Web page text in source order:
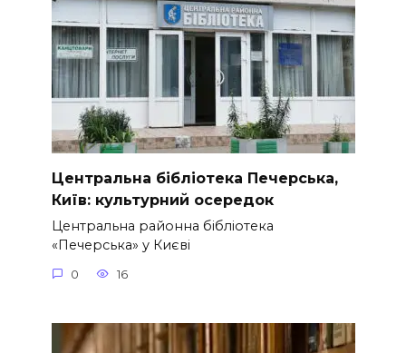
Центральна бібліотека Печерська,
Київ: культурний осередок
Центральна районна бібліотека
«Печерська» у Києві
0 16